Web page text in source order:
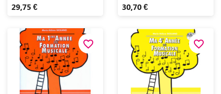
29,75 € 30,70 €
favorite_border favorite_border